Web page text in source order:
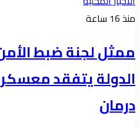
منذ 16 ساعة
ممثل لجنة ضبط
الدولة يتفقد معسكر
درمان